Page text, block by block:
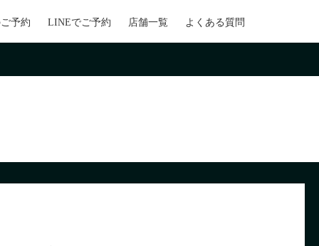
予約 LINEでご予約 店舗一覧 よくある質問